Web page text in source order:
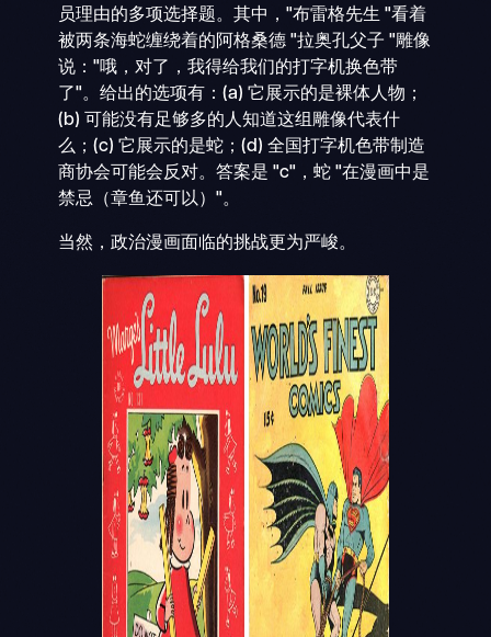
员理由的多项选择题。其中，"布雷格先生 "看着
被两条海蛇缠绕着的阿格桑德 "拉奥孔父子 "雕像
说："哦，对了，我得给我们的打字机换色带
了"。给出的选项有：(a) 它展示的是裸体人物；
(b) 可能没有足够多的人知道这组雕像代表什
么；(c) 它展示的是蛇；(d) 全国打字机色带制造
商协会可能会反对。答案是 "c"，蛇 "在漫画中是
禁忌（章鱼还可以）"。
当然，政治漫画面临的挑战更为严峻。